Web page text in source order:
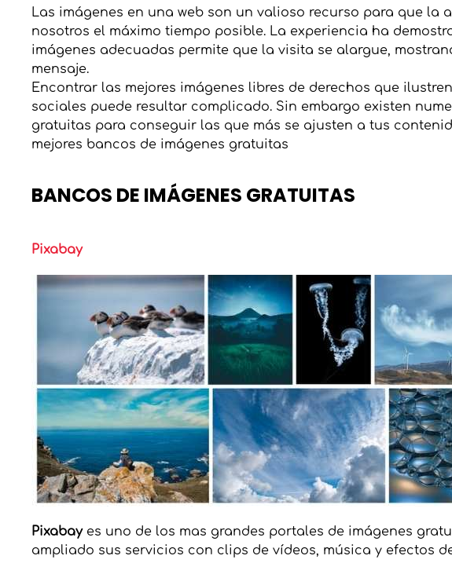
Las imágenes en una web son un valioso recurso para que la
nosotros el máximo tiempo posible. La experiencia ha
imágenes adecuadas permite que la visita se alargue,
mensaje.
Encontrar las mejores imágenes libres de derechos que
sociales puede resultar complicado. Sin embargo existen
gratuitas para conseguir las que más se ajusten a tus
mejores bancos de imágenes gratuitas
BANCOS DE IMÁGENES GRATUITAS
Pixabay
Pixabayes uno de los mas grandes portales de imágenes
ampliado sus servicios con clips de vídeos, música y efectos